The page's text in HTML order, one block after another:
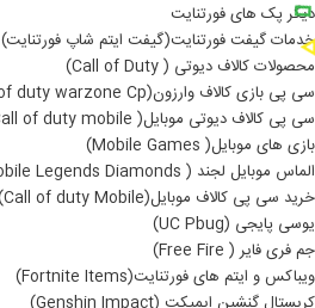
دیگر پک های فورتنایت
خدمات گیفت فورتنایت(گیفت ایتم شاپ فورتنایت)
محصولات کالاف دیوتی ( Call of Duty)
سی پی بازی کالاف وارزون(Call of duty warzone Cp)
سی پی کالاف دیوتی موبایل( Call of duty mobile)
بازی های موبایل( Mobile Games)
الماس موبایل لجند ( Mobile Legends Diamonds)
خرید سی پی کالاف موبایل(Call of duty Mobile)
یوسی پایجی (UC Pbug)
جم فری فایر ( Free Fire)
ویباکس و ایتم های فورتنایت(Fortnite Items)